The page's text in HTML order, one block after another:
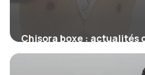
Chisora boxe : actualités
2026